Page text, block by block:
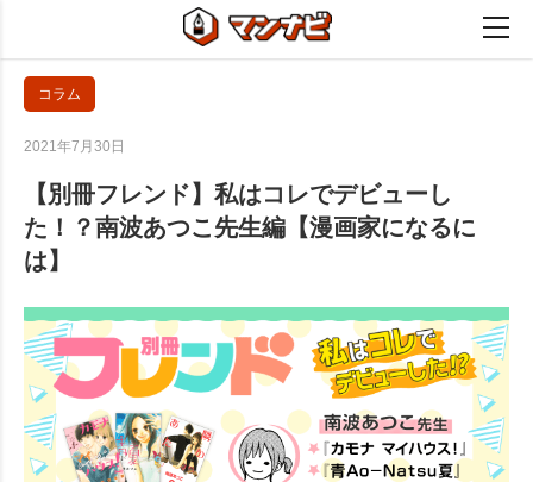
コラム
2021年7月30日
【別冊フレンド】私はコレでデビューし
た！？南波あつこ先生編【漫画家になるに
は】